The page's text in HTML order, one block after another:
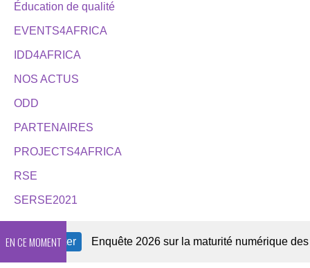
Éducation de qualité
EVENTS4AFRICA
IDD4AFRICA
NOS ACTUS
ODD
PARTENAIRES
PROJECTS4AFRICA
RSE
SERSE2021
EN CE MOMENT Enquête 2026 sur la maturité numérique des